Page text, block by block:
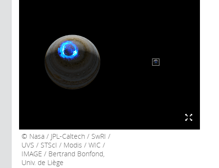
Nasa / JPL-Caltech / SwRI /
UVS / STScI / Modis / WIC /
IMAGE / Bertrand Bonfond,
Univ. de Liège